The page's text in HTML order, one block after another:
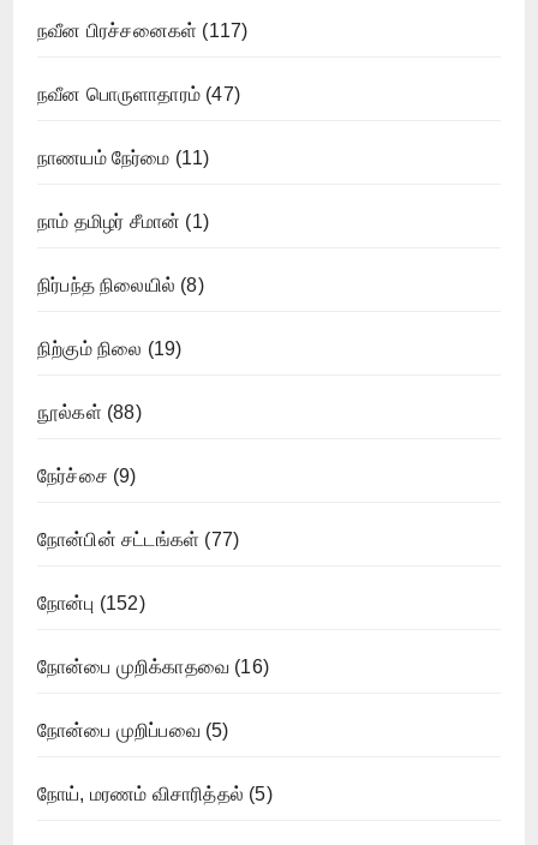
நவீன பிரச்சனைகள் (117)
நவீன பொருளாதாரம் (47)
நாணயம் நேர்மை (11)
நாம் தமிழர் சீமான் (1)
நிர்பந்த நிலையில் (8)
நிற்கும் நிலை (19)
நூல்கள் (88)
நேர்ச்சை (9)
நோன்பின் சட்டங்கள் (77)
நோன்பு (152)
நோன்பை முறிக்காதவை (16)
நோன்பை முறிப்பவை(5)
நோய், மரணம் விசாரித்தல் (5)